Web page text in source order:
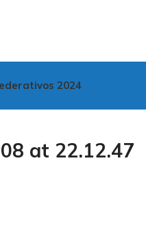
2024
at 22.12.47